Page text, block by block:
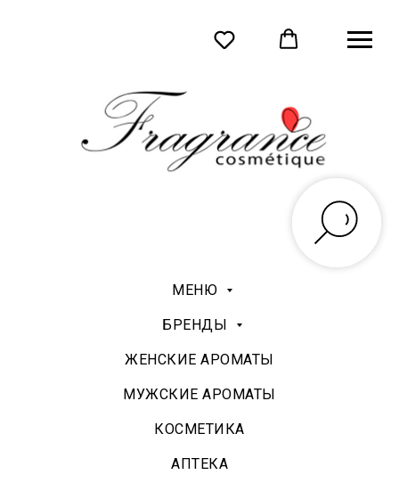
МЕНЮ
БРЕНДЫ
ЖЕНСКИЕ АРОМАТЫ
МУЖСКИЕ АРОМАТЫ
КОСМЕТИКА
АПТЕКА